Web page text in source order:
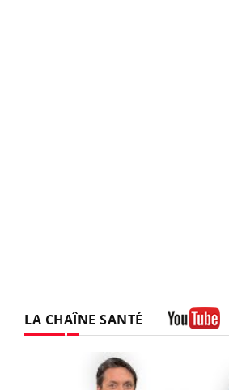
LA CHAÎNE SANTÉ